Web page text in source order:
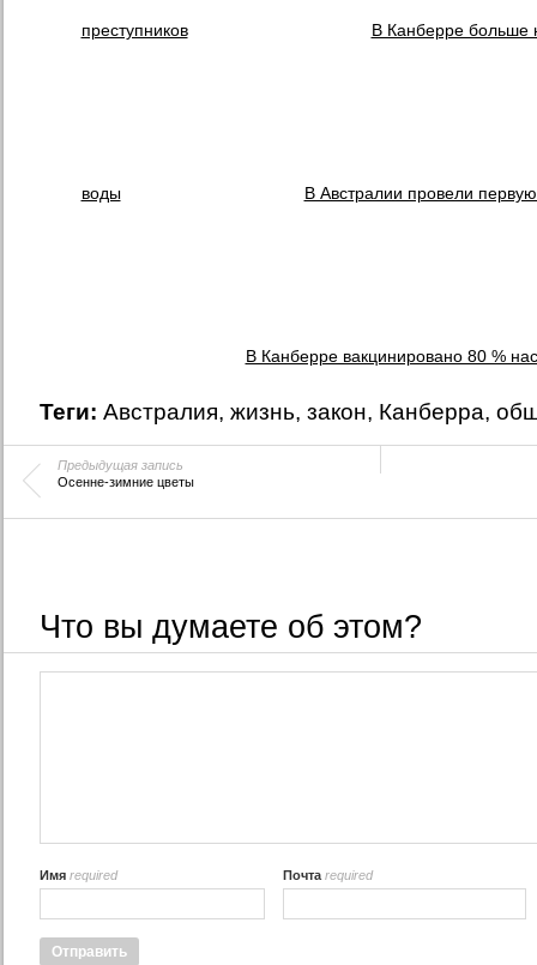
преступников В Канберре больше
воды В Австралии провели
В Канберре вакцинировано 80 %
Теги: Австралия, жизнь, закон, Канберра,
Предыдущая запись
Осенне-зимние цветы
Что вы думаете об этом?
Имя required Почта required